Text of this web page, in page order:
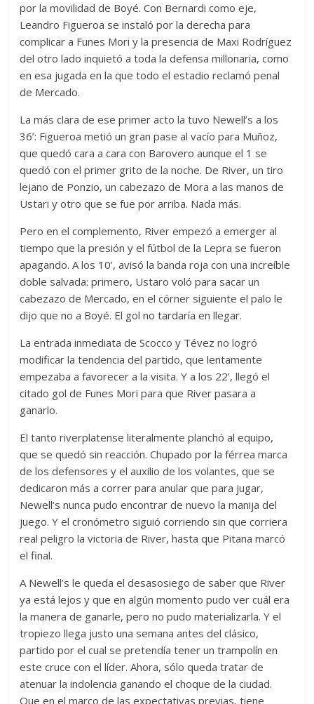
por la movilidad de Boyé. Con Bernardi como eje,
Leandro Figueroa se instaló por la derecha para
complicar a Funes Mori y la presencia de Maxi Rodríguez
del otro lado inquietó a toda la defensa millonaria, como
en esa jugada en la que todo el estadio reclamó penal
de Mercado.
La más clara de ese primer acto la tuvo Newell’s a los
36’: Figueroa metió un gran pase al vacío para Muñoz,
que quedó cara a cara con Barovero aunque el 1 se
quedó con el primer grito de la noche. De River, un tiro
lejano de Ponzio, un cabezazo de Mora a las manos de
Ustari y otro que se fue por arriba. Nada más.
Pero en el complemento, River empezó a emerger al
tiempo que la presión y el fútbol de la Lepra se fueron
apagando. A los 10’, avisó la banda roja con una increíble
doble salvada: primero, Ustaro voló para sacar un
cabezazo de Mercado, en el córner siguiente el palo le
dijo que no a Boyé. El gol no tardaría en llegar.
La entrada inmediata de Scocco y Tévez no logró
modificar la tendencia del partido, que lentamente
empezaba a favorecer a la visita. Y a los 22’, llegó el
citado gol de Funes Mori para que River pasara a
ganarlo.
El tanto riverplatense literalmente planchó al equipo,
que se quedó sin reacción. Chupado por la férrea marca
de los defensores y el auxilio de los volantes, que se
dedicaron más a correr para anular que para jugar,
Newell’s nunca pudo encontrar de nuevo la manija del
juego. Y el cronómetro siguió corriendo sin que corriera
real peligro la victoria de River, hasta que Pitana marcó
el final.
A Newell’s le queda el desasosiego de saber que River
ya está lejos y que en algún momento pudo ver cuál era
la manera de ganarle, pero no pudo materializarla. Y el
tropiezo llega justo una semana antes del clásico,
partido por el cual se pretendía tener un trampolín en
este cruce con el líder. Ahora, sólo queda tratar de
atenuar la indolencia ganando el choque de la ciudad.
Que en el marco de las expectativas previas, tiene